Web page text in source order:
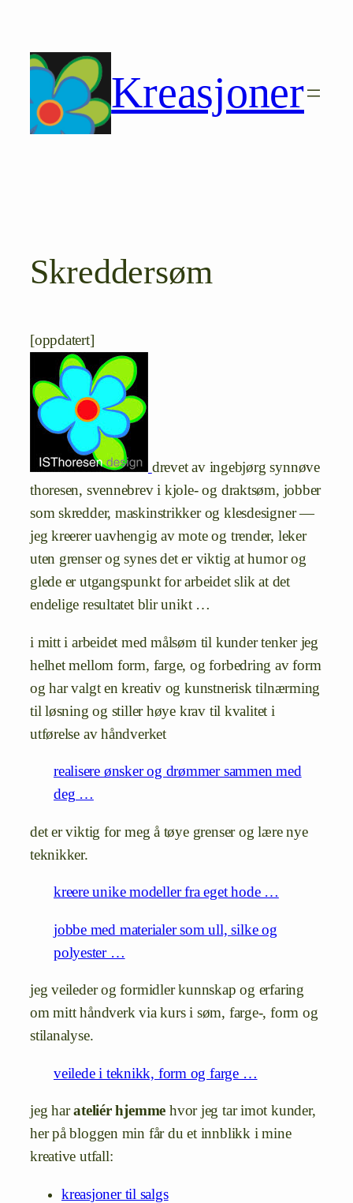
innhold
Kreasjoner
Skreddersøm
[oppdatert]
drevet av ingebjørg synnøve
thoresen, svennebrev i kjole- og draktsøm, jobber
som skredder, maskinstrikker og klesdesigner —
jeg kreerer uavhengig av mote og trender, leker
uten grenser og synes det er viktig at humor og
glede er utgangspunkt for arbeidet slik at det
endelige resultatet blir unikt …
i mitt i arbeidet med målsøm til kunder tenker jeg
helhet mellom form, farge, og forbedring av form
og har valgt en kreativ og kunstnerisk tilnærming
til løsning og stiller høye krav til kvalitet i
utførelse av håndverket
realisere ønsker og drømmer sammen med
deg …
det er viktig for meg å tøye grenser og lære nye
teknikker.
kreere unike modeller fra eget hode …
jobbe med materialer som ull, silke og
polyester …
jeg veileder og formidler kunnskap og erfaring
om mitt håndverk via kurs i søm, farge-, form og
stilanalyse.
veilede i teknikk, form og farge …
jeg harateliér hjemme hvor jeg tar imot kunder,
her på bloggen min får du et innblikk i mine
kreative utfall:
kreasjoner til salgs